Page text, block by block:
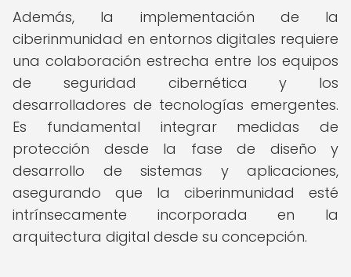
Además, la implementación de la
ciberinmunidad en entornos digitales requiere
una colaboración estrecha entre los equipos
de seguridad cibernética y los
desarrolladores de tecnologías emergentes.
Es fundamental integrar medidas de
protección desde la fase de diseño y
desarrollo de sistemas y aplicaciones,
asegurando que la ciberinmunidad esté
intrínsecamente incorporada en la
arquitectura digital desde su concepción.